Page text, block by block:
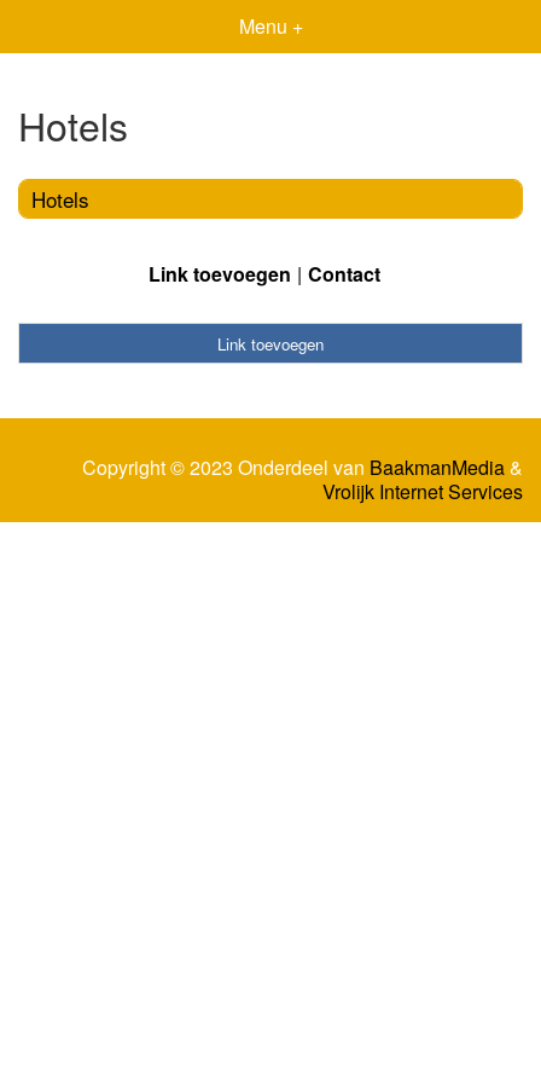
Menu +
Hotels
Hotels
Link toevoegen Contact
Link toevoegen
Copyright © 2023 Onderdeel van BaakmanMedia&
Vrolijk Internet Services